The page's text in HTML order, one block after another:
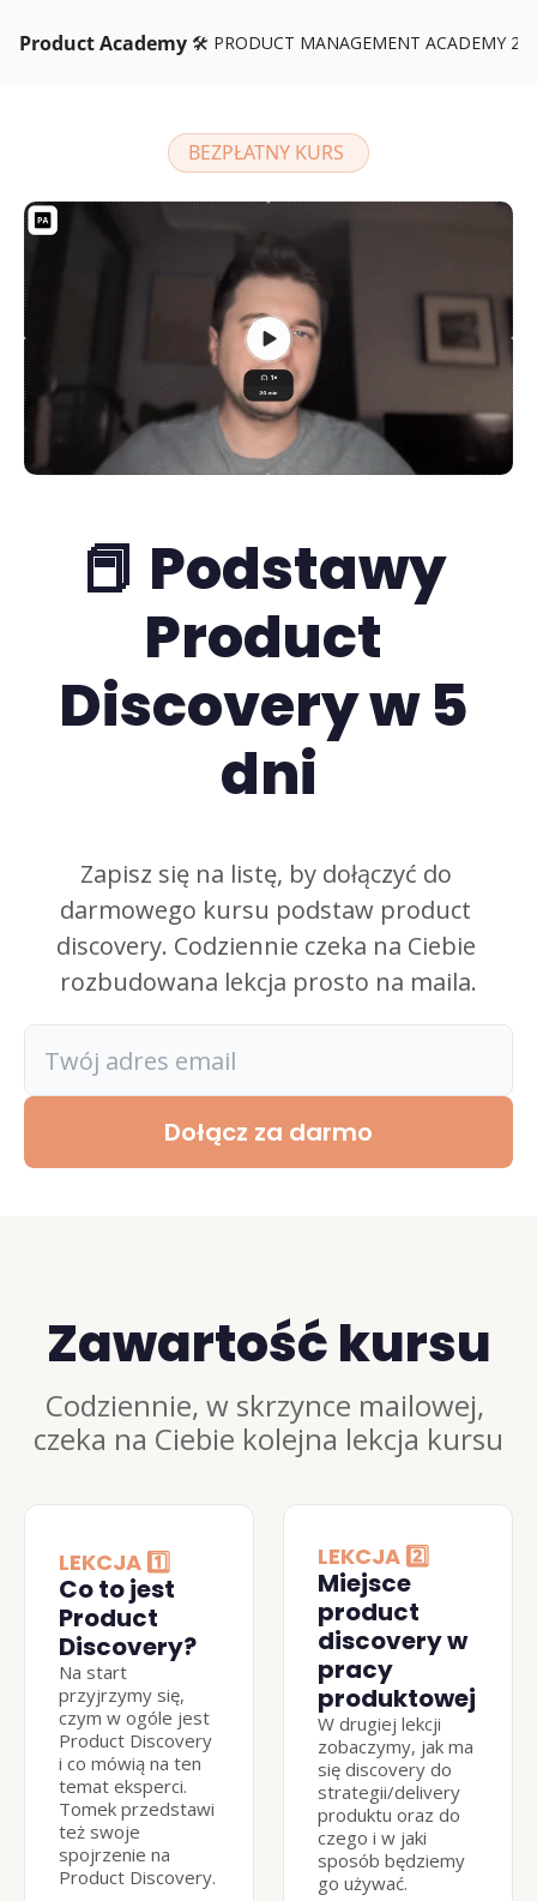
Product Academy 🛠️ PRODUCT MANAGEMENT ACADEMY 26
BEZPŁATNY KURS
📕 Podstawy
Product
Discovery w 5
dni
Zapisz się na listę, by dołączyć do
darmowego kursu podstaw product
discovery. Codziennie czeka na Ciebie
rozbudowana lekcja prosto na maila.
Dołącz za darmo
Zawartość kursu
Codziennie, w skrzynce mailowej,
czeka na Ciebie kolejna lekcja kursu
LEKCJA 1️⃣
Co to jest
Product
Discovery?
Na start
przyjrzymy się,
czym w ogóle jest
Product Discovery
i co mówią na ten
temat eksperci.
Tomek przedstawi
też swoje
spojrzenie na
Product Discovery.
LEKCJA 2️⃣
Miejsce
product
discovery w
pracy
produktowej
W drugiej lekcji
zobaczymy, jak ma
się discovery do
strategii/delivery
produktu oraz do
czego i w jaki
sposób będziemy
go używać.